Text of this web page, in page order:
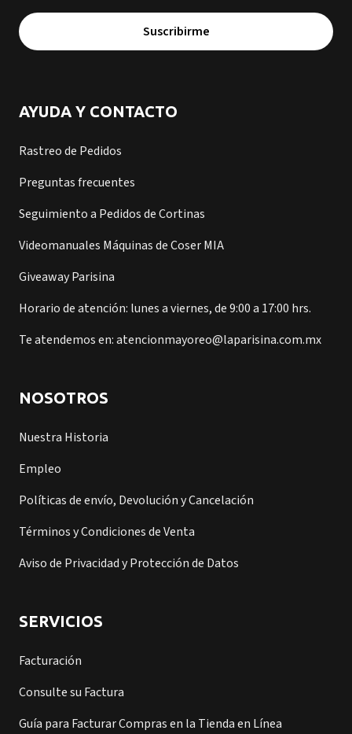
Suscribirme
AYUDA Y CONTACTO
Rastreo de Pedidos
Preguntas frecuentes
Seguimiento a Pedidos de Cortinas
Videomanuales Máquinas de Coser MIA
Giveaway Parisina
Horario de atención: lunes a viernes, de 9:00 a 17:00 hrs.
Te atendemos en: atencionmayoreo@laparisina.com.mx
NOSOTROS
Nuestra Historia
Empleo
Políticas de envío, Devolución y Cancelación
Términos y Condiciones de Venta
Aviso de Privacidad y Protección de Datos
SERVICIOS
Facturación
Consulte su Factura
Guía para Facturar Compras en la Tienda en Línea